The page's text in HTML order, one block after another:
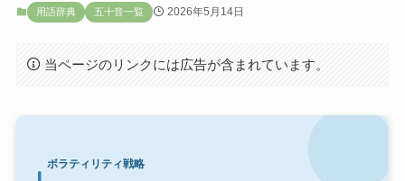
用語辞典 五十音一覧 2026年5月14日
当ページのリンクには広告が含まれています。